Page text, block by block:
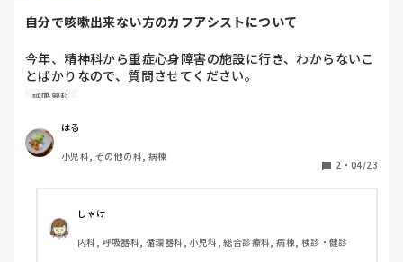
自分で咳嗽出来ない方のカフアシストについて
今年、精神科から重症心身障害の施設に行き、わからないこ
とばかりなので、質問させてください。
自分で咳嗽出来ない方のカフアシストをする前に、聴診し
呼吸器科
はる
小児科, その他の科, 病棟
2 ・ 04/23
しゃけ
内科, 呼吸器科, 循環器科, 小児科, 総合診療科, 病棟, 検診・健診